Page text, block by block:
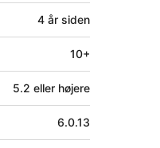
4 år siden
10+
5.2 eller højere
6.0.13